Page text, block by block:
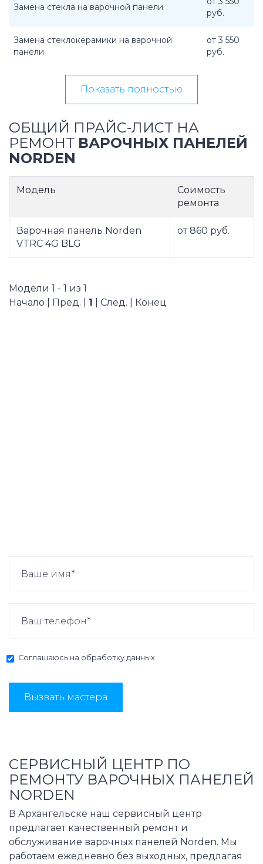
Замена стекла на варочной панели
руб.
Замена стеклокерамики на варочной
панели
от 3 550
руб.
Показать полностью
ОБЩИЙ ПРАЙС-ЛИСТ НА
РЕМОНТ ВАРОЧНЫХ ПАНЕЛЕЙ
NORDEN
Модель
Соимость
ремонта
Варочная панель Norden
VTRC 4G BLG
от 860 руб.
Модели 1 - 1 из 1
Начало | Пред. | 1 | След. | Конец
Соглашаюсь на обработку данных
Вызвать мастера
СЕРВИСНЫЙ ЦЕНТР ПО
РЕМОНТУ ВАРОЧНЫХ ПАНЕЛЕЙ
NORDEN
В Архангельске наш сервисный центр
предлагает качественный ремонт и
обслуживание варочных панелей Norden. Мы
работаем ежедневно без выходных, предлагая